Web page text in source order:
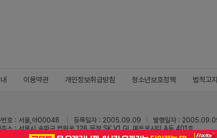
이용약관 개인정보취급방침 청소년보호정책 법적고
번호 : 서울,아00048 등록일자 : 2005.09.09
발행일자 :
주소 : 서울시 송파구 법원로 128 문정 SK V1 GL 메트로시티 A동 401호